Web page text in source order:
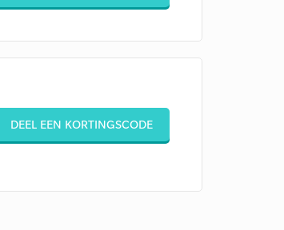
DEEL EEN KORTINGSCODE